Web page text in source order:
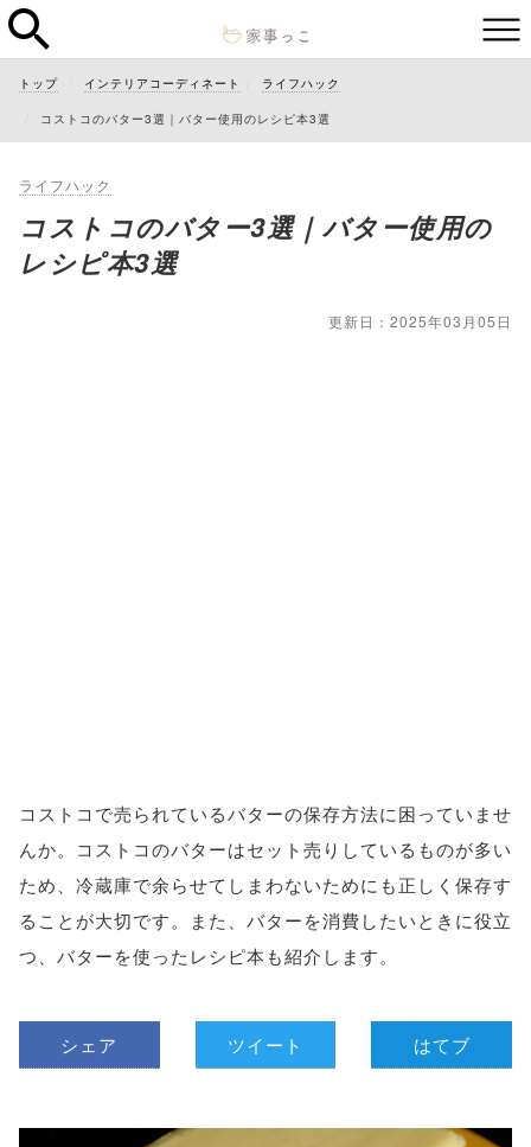
トップ インテリアコーディネート ライフハック
コストコのバター3選｜バター使用のレシピ本3選
ライフハック
コストコのバター3選｜バター使用の
レシピ本3選
更新日：2025年03月05日
コストコで売られているバターの保存方法に困っていませ
んか。コストコのバターはセット売りしているものが多い
ため、冷蔵庫で余らせてしまわないためにも正しく保存す
ることが大切です。また、バターを消費したいときに役立
つ、バターを使ったレシピ本も紹介します。
シェア ツイート はてブ